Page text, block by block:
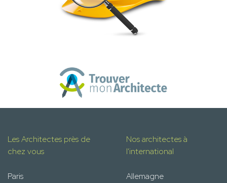
Les Architectes près de
chez vous
Paris
Nos architectes à
l'international
Allemagne